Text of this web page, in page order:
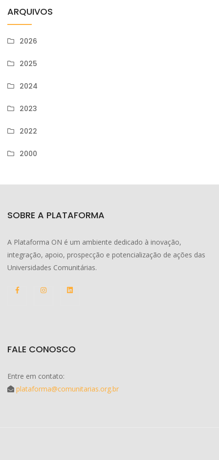
ARQUIVOS
2026
2025
2024
2023
2022
2000
SOBRE A PLATAFORMA
A Plataforma ON é um ambiente dedicado à inovação,
integração, apoio, prospecção e potencialização de ações das
Universidades Comunitárias.
FALE CONOSCO
Entre em contato:
plataforma@comunitarias.org.br